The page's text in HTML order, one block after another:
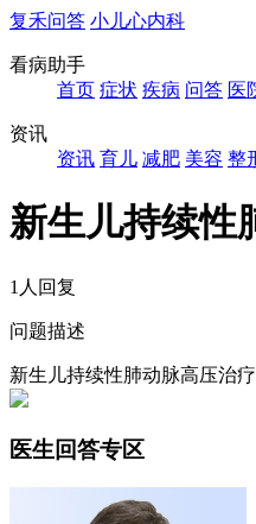
复禾问答 小儿心内科
看病助手
首页 症状 疾病 问答 医
资讯
资讯 育儿 减肥 美容 整
新生儿持续性
1人回复
问题描述
新生儿持续性肺动脉高压治疗
医生回答专区